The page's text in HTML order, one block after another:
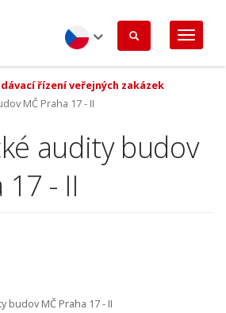
Czech
řízení veřejných zakázek
MČ Praha 17 - II
audity budov
17 - II
budov MČ Praha 17 - II